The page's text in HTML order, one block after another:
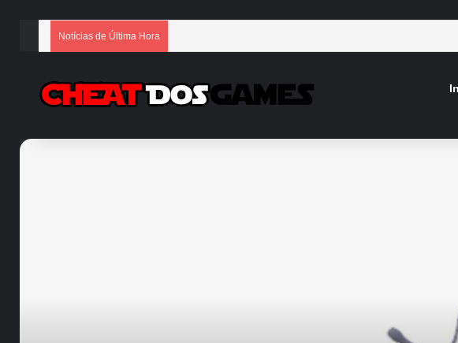
Notícias de Última Hora